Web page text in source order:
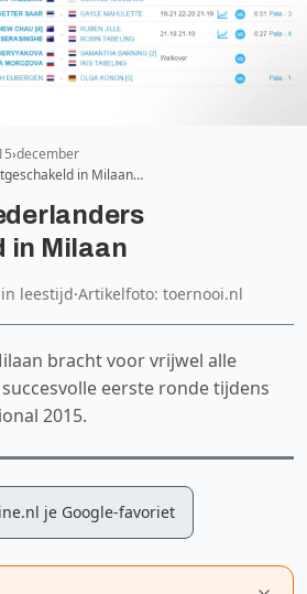
december
in Milaan…
in Milaan
leestijd·Artikelfoto: toernooi.nl
bracht voor vrijwel alle
eerste ronde tijdens
2015.
je Google-favoriet